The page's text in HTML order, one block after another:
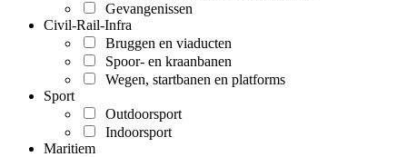
Gevangenissen
Civil-Rail-Infra
Bruggen en viaducten
Spoor- en kraanbanen
Wegen, startbanen en platforms
Sport
Outdoorsport
Indoorsport
Maritiem